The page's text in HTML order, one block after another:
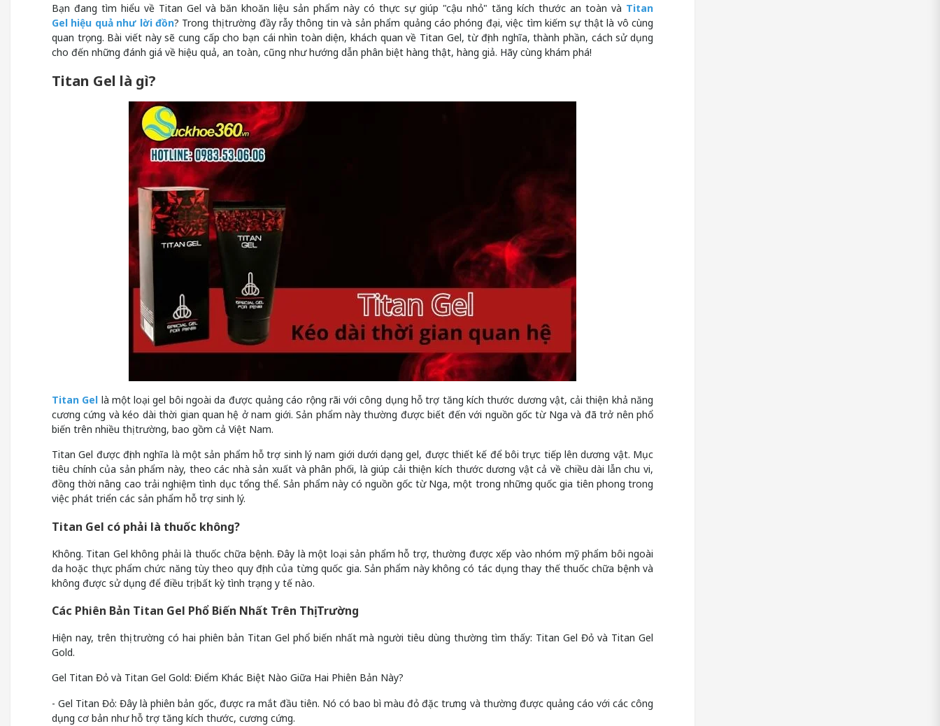
Bạn đang tìm hiểu về Titan Gel và băn khoăn liệu sản phẩm này có thực sự giúp "cậu nhỏ" tăng kích thước an toàn và Titan
Gel hiệu quả như lời đồn? Trong thị trường đầy rẫy thông tin và sản phẩm quảng cáo phóng đại, việc tìm kiếm sự thật là vô cùng
quan trọng. Bài viết này sẽ cung cấp cho bạn cái nhìn toàn diện, khách quan về Titan Gel, từ định nghĩa, thành phần, cách sử dụng
cho đến những đánh giá về hiệu quả, an toàn, cũng như hướng dẫn phân biệt hàng thật, hàng giả. Hãy cùng khám phá!
Titan Gel là gì?
Titan Gel là một loại gel bôi ngoài da được quảng cáo rộng rãi với công dụng hỗ trợ tăng kích thước dương vật, cải thiện khả năng
cương cứng và kéo dài thời gian quan hệ ở nam giới. Sản phẩm này thường được biết đến với nguồn gốc từ Nga và đã trở nên phổ
biến trên nhiều thị trường, bao gồm cả Việt Nam.
Titan Gel được định nghĩa là một sản phẩm hỗ trợ sinh lý nam giới dưới dạng gel, được thiết kế để bôi trực tiếp lên dương vật. Mục
tiêu chính của sản phẩm này, theo các nhà sản xuất và phân phối, là giúp cải thiện kích thước dương vật cả về chiều dài lẫn chu vi,
đồng thời nâng cao trải nghiệm tình dục tổng thể. Sản phẩm này có nguồn gốc từ Nga, một trong những quốc gia tiên phong trong
việc phát triển các sản phẩm hỗ trợ sinh lý.
Titan Gel có phải là thuốc không?
Không. Titan Gel không phải là thuốc chữa bệnh. Đây là một loại sản phẩm hỗ trợ, thường được xếp vào nhóm mỹ phẩm bôi ngoài
da hoặc thực phẩm chức năng tùy theo quy định của từng quốc gia. Sản phẩm này không có tác dụng thay thế thuốc chữa bệnh và
không được sử dụng để điều trị bất kỳ tình trạng y tế nào.
Các Phiên Bản Titan Gel Phổ Biến Nhất Trên Thị Trường
Hiện nay, trên thị trường có hai phiên bản Titan Gel phổ biến nhất mà người tiêu dùng thường tìm thấy: Titan Gel Đỏ và Titan Gel
Gold.
Gel Titan Đỏ và Titan Gel Gold: Điểm Khác Biệt Nào Giữa Hai Phiên Bản Này?
- Gel Titan Đỏ: Đây là phiên bản gốc, được ra mắt đầu tiên. Nó có bao bì màu đỏ đặc trưng và thường được quảng cáo với các công
dụng cơ bản như hỗ trợ tăng kích thước, cương cứng.